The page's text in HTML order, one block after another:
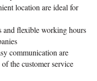
location are ideal for
and flexible working hours
communication are
the customer service